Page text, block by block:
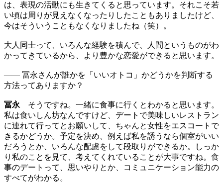
は、表現の活動にも生きてくると思っています。それこそ若
い頃は周りが見えなくなったりしたこともありましたけど、
今はそういうこともなくなりましたね（笑）。
大人同士って、いろんな経験を積んで、人間というものがわ
かってきているから、より豊かな恋愛ができると思います。
—— 冨永さんが誰かを「いいオトコ」かどうかを判断する
方法ってありますか？
冨永 そうですね。一緒に食事に行くとわかると思います。
私は食いしん坊なんですけど、デートで美味しいレストラン
に連れて行ってとお願いして、ちゃんと女性をエスコートで
きるかどうか。予定を決め、例えば私を誘うなら個室がいい
だろうとか、いろんな配慮をして段取りができるか。しっか
り私のことを見て、考えてくれていることが大事ですね。食
事のデートって、思いやりとか、コミュニケーション能力の
すべてがわかる。